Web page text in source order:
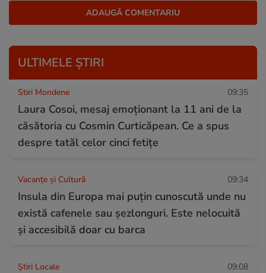
ULTIMELE ȘTIRI
Stiri Mondene 09:35
Laura Cosoi, mesaj emoționant la 11 ani de la
căsătoria cu Cosmin Curticăpean. Ce a spus
despre tatăl celor cinci fetițe
Vacanțe și Cultură 09:34
Insula din Europa mai puțin cunoscută unde nu
există cafenele sau șezlonguri. Este nelocuită
și accesibilă doar cu barca
Știri Locale 09:08